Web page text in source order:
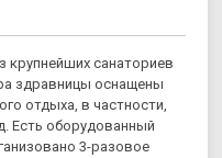
крупнейших санаториев
здравницы оснащены
отдыха, в частности,
Есть оборудованный
3-разовое